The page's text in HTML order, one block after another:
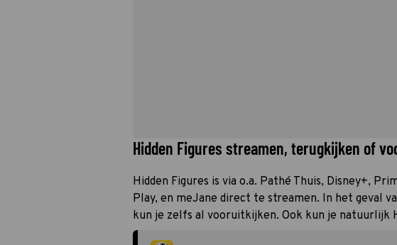
Hidden Figures streamen, terugkijken of
Hidden Figures is via o.a. Pathé Thuis, Disney+,
Play, en meJane direct te streamen. In het geval
kun je zelfs al vooruitkijken. Ook kun je natuurlijk